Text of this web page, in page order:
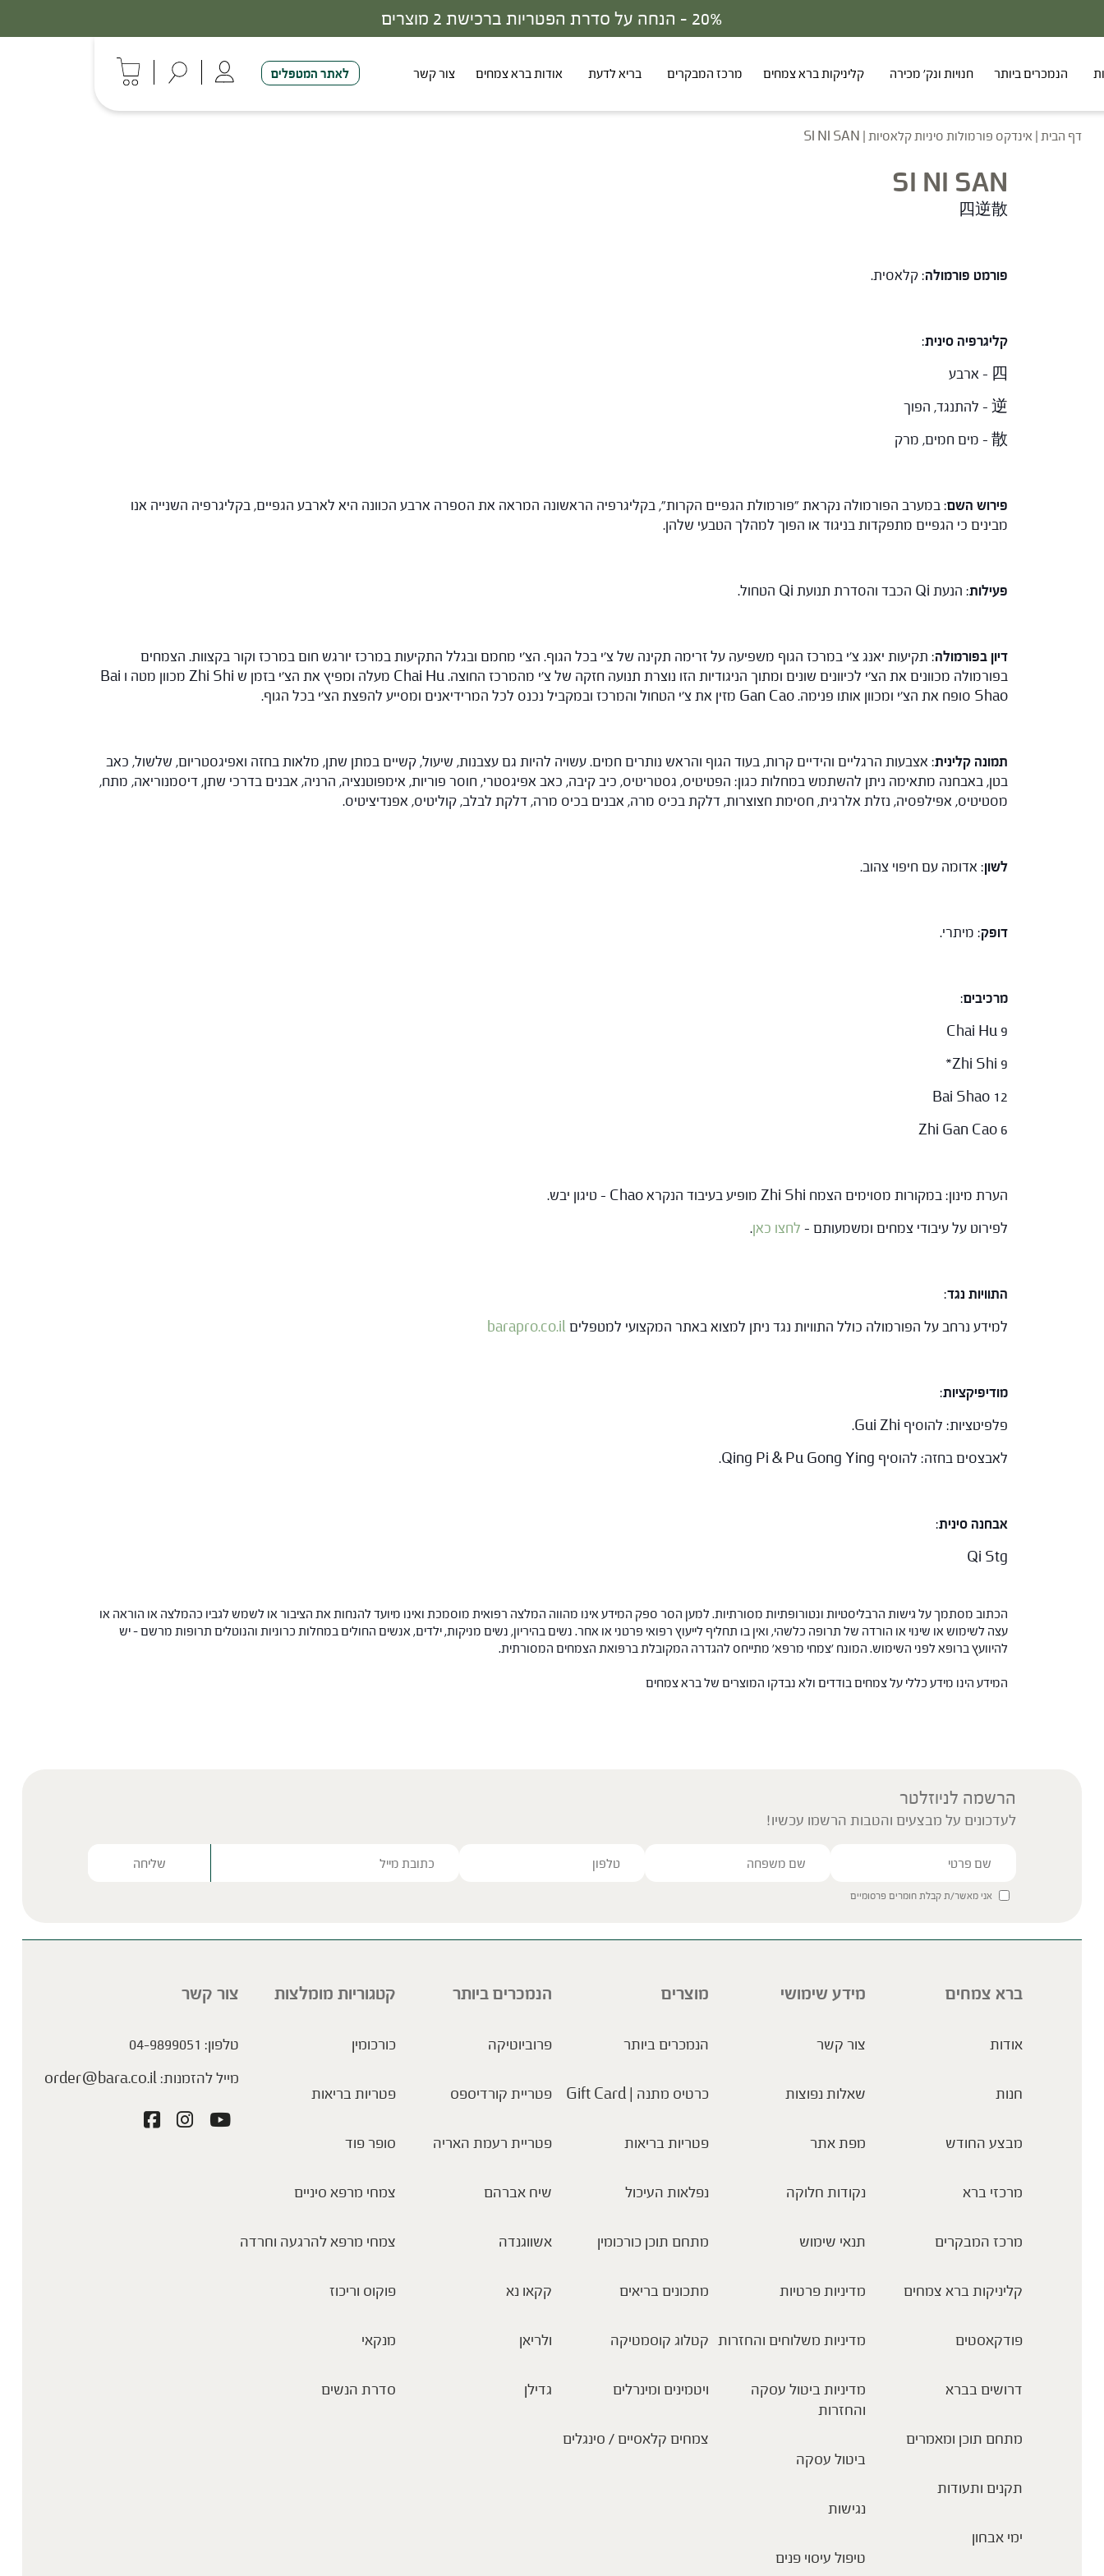
30% - הנחה על סדרת הפטריות ברכישת 3 מוצרים
הנמכרים ביותר חנויות ונק' מכירה קליניקות ברא צמחים מרכז המבקרים בריא לדעת אודות ברא צמחים צור קשר לאתר המטפלים
דף הבית | אינדקס פורמולות סיניות קלאסיות |
SI NI SAN
SI NI SAN
四逆散
פורמט פורמולה: קלאסית.
קליגרפיה סינית:
四 – ארבע
逆 – להתנגד, הפוך
散 – מים חמים, מרק
פירוש השם: במערב הפורמולה נקראת "פורמולת הגפיים הקרות", בקליגרפיה הראשונה המראה את הספרה ארבע הכוונה היא לארבע הגפיים, בקליגרפיה השנייה אנו
מבינים כי הגפיים מתפקדות בניגוד או הפוך למהלך הטבעי שלהן.
פעילות: הנעת Qi הכבד והסדרת תנועת Qi הטחול.
דיון בפורמולה: תקיעות יאנג צ'י במרכז הגוף משפיעה על זרימה תקינה של צ'י בכל הגוף. הצ'י מחמם ובגלל התקיעות במרכז יורגש חום במרכז וקור בקצוות. הצמחים
בפורמולה מכוונים את הצ'י לכיוונים שונים ומתוך הניגודיות הזו נוצרת תנועה חזקה של צ'י מהמרכז החוצה. Chai Hu מעלה ומפיץ את הצ'י בזמן ש Zhi Shi מכוון מטה ו Bai
Shao סופח את הצ'י ומכוון אותו פנימה. Gan Cao מזין את צ'י הטחול והמרכז ובמקביל נכנס לכל המרידיאנים ומסייע להפצת הצ'י בכל הגוף.
תמונה קלינית: אצבעות הרגליים והידיים קרות, בעוד הגוף והראש נותרים חמים. עשויה להיות גם עצבנות, שיעול, קשיים במתן שתן, מלאות בחזה ואפיגסטריום, שלשול, כאב
בטן, באבחנה מתאימה ניתן להשתמש במחלות כגון: הפטיטיס, גסטריטיס, כיב קיבה, כאב אפיגסטרי, חוסר פוריות, אימפוטנציה, הרניה, אבנים בדרכי שתן, דיסמנוריאה, מתח,
מסטיטיס, אפילפסיה, נזלת אלרגית, חסימת חצוצרות, דלקת בכיס מרה, אבנים בכיס מרה, דלקת לבלב, קוליטיס, אפנדיציטיס.
לשון: אדומה עם חיפוי צהוב.
דופק: מיתרי.
מרכיבים:
Chai Hu 9
Zhi Shi 9*
Bai Shao 12
Zhi Gan Cao 6
הערת מינון: במקורות מסוימים הצמח Zhi Shi מופיע בעיבוד הנקרא Chao – טיגון יבש.
לפירוט על עיבודי צמחים ומשמעותם – לחצו כאן.
התוויות נגד:
למידע נרחב על הפורמולה כולל התוויות נגד ניתן למצוא באתר המקצועי למטפליםbarapro.co.il
מודיפיקציות:
פלפיטציות: להוסיף Gui Zhi.
לאבצסים בחזה: להוסיף Qing Pi & Pu Gong Ying.
אבחנה סינית:
Qi Stg
הכתוב מסתמך על גישות הרבליסטיות ונטורופתיות מסורתיות. למען הסר ספק המידע אינו מהווה המלצה רפואית מוסמכת ואינו מיועד להנחות את הציבור או לשמש לגביו כהמלצה או הוראה או
עצה לשימוש או שינוי או הורדה של תרופה כלשהי, ואין בו תחליף לייעוץ רפואי פרטני או אחר. נשים בהיריון, נשים מניקות, ילדים, אנשים החולים במחלות כרוניות והנוטלים תרופות מרשם – יש
להיוועץ ברופא לפני השימוש. המונח 'צמחי מרפא' מתייחס להגדרה המקובלת ברפואת הצמחים המסורתית.
המידע הינו מידע כללי על צמחים בודדים ולא נבדקו המוצרים של ברא צמחים
הרשמה לניוזלטר
לעדכונים על מבצעים והטבות הרשמו עכשיו!
אני מאשר/ת קבלת חומרים פרסומיים
ברא צמחים
אודות
חנות
מבצע החודש
מרכזי ברא
מרכז המבקרים
קליניקות ברא צמחים
פודקאסטים
דרושים בברא
מתחם תוכן ומאמרים
תקנים ותעודות
ימי אבחון
מידע שימושי
צור קשר
שאלות נפוצות
מפת אתר
נקודות חלוקה
תנאי שימוש
מדיניות פרטיות
מדיניות משלוחים והחזרות
מדיניות ביטול עסקה
והחזרות
ביטול עסקה
נגישות
טיפול עיסוי פנים
מוצרים
הנמכרים ביותר
כרטיס מתנה | Gift Card
פטריות בריאות
נפלאות העיכול
מתחם תוכן כורכומין
מתכונים בריאים
קטלוג קוסמטיקה
ויטמינים ומינרלים
צמחים קלאסיים / סינגלים
הנמכרים ביותר
פרוביוטיקה
פטריית קורדיספס
פטריית רעמת האריה
שיח אברהם
אשווגנדה
קקאו נא
ולריאן
גדילן
קטגוריות מומלצות
כורכומין
פטריות בריאות
סופר פוד
צמחי מרפא סיניים
צמחי מרפא להרגעה וחרדה
פוקוס וריכוז
מנקאי
סדרת הנשים
צור קשר
טלפון: 04-9899051
מייל להזמנות:order@bara.co.il